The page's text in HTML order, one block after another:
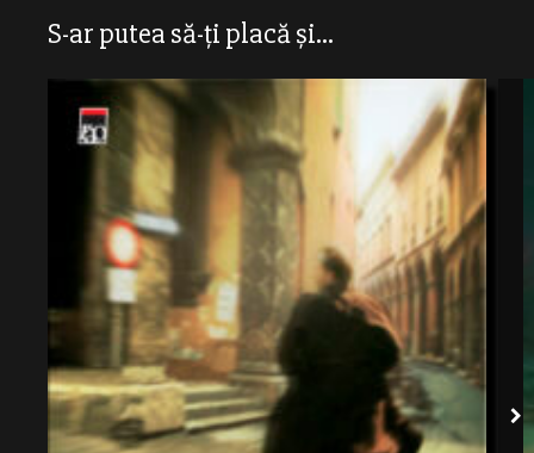
S-ar putea să-ți placă și...